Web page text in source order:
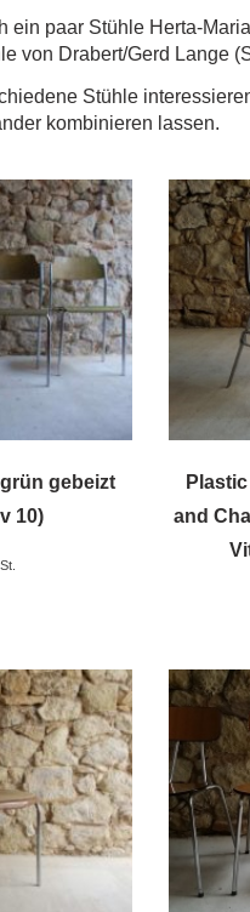
ein paar Stühle Herta-
von Drabert/Gerd Lange
Stühle
kombinieren lassen.
gebeizt
10)
and